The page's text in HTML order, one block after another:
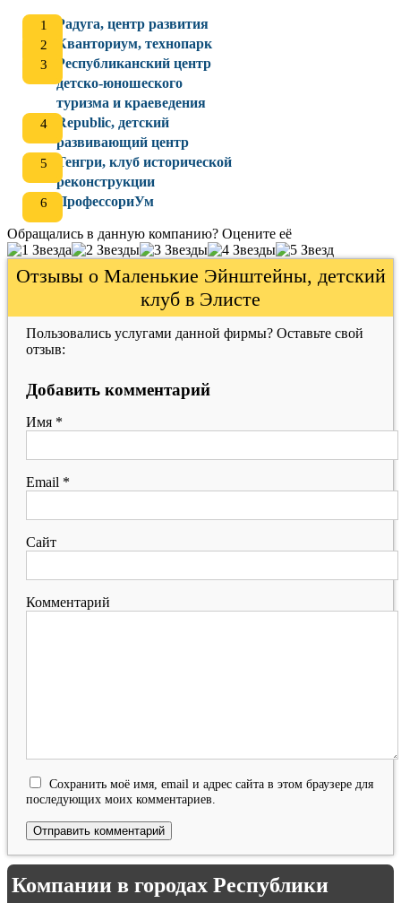
Радуга, центр развития
Кванториум, технопарк
Республиканский центр
детско-юношеского
туризма и краеведения
Republic, детский
развивающий центр
Тенгри, клуб исторической
реконструкции
ПрофессориУм
Обращались в данную компанию? Оцените её
Отзывы о Маленькие Эйнштейны, детский
клуб в Элисте
Пользовались услугами данной фирмы? Оставьте свой
отзыв:
Добавить комментарий
Имя *
Email *
Сайт
Комментарий
Сохранить моё имя, email и адрес сайта в этом браузере для
последующих моих комментариев.
Компании в городах Республики